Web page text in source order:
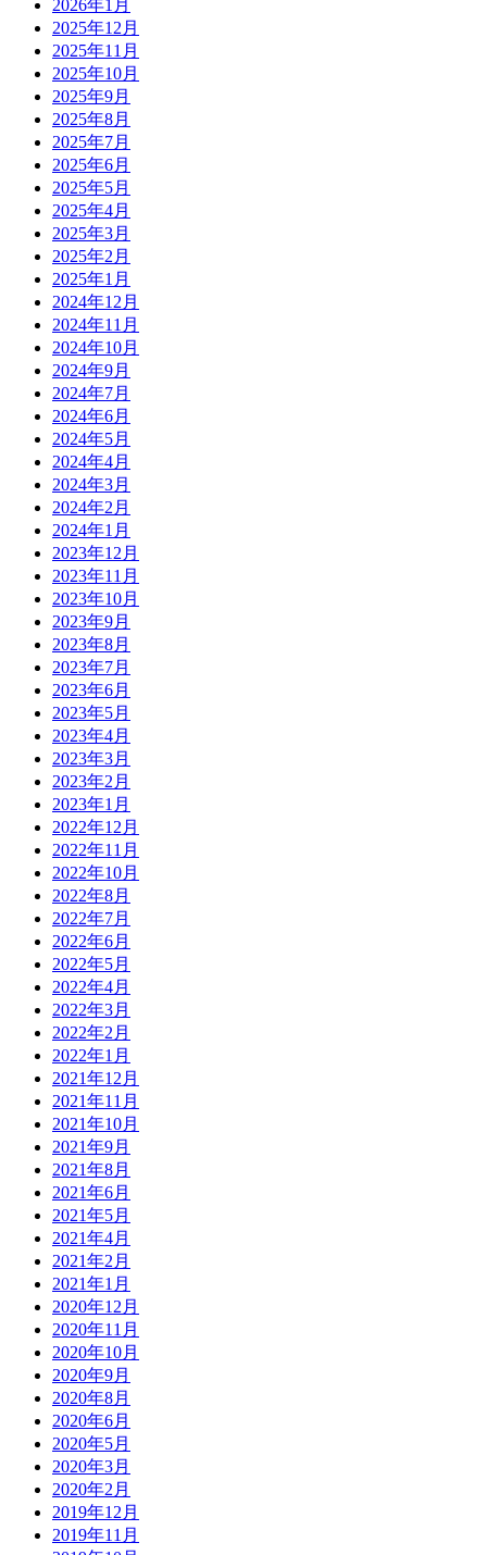
2026年1月
2025年12月
2025年11月
2025年10月
2025年9月
2025年8月
2025年7月
2025年6月
2025年5月
2025年4月
2025年3月
2025年2月
2025年1月
2024年12月
2024年11月
2024年10月
2024年9月
2024年7月
2024年6月
2024年5月
2024年4月
2024年3月
2024年2月
2024年1月
2023年12月
2023年11月
2023年10月
2023年9月
2023年8月
2023年7月
2023年6月
2023年5月
2023年4月
2023年3月
2023年2月
2023年1月
2022年12月
2022年11月
2022年10月
2022年8月
2022年7月
2022年6月
2022年5月
2022年4月
2022年3月
2022年2月
2022年1月
2021年12月
2021年11月
2021年10月
2021年9月
2021年8月
2021年6月
2021年5月
2021年4月
2021年2月
2021年1月
2020年12月
2020年11月
2020年10月
2020年9月
2020年8月
2020年6月
2020年5月
2020年3月
2020年2月
2019年12月
2019年11月